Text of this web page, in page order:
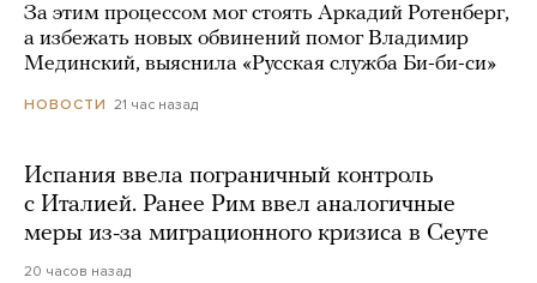
За этим процессом мог стоять Аркадий Ротенберг,
а избежать новых обвинений помог Владимир
Мединский, выяснила «Русская служба Би-би-си»
НОВОСТИ 21 час назад
Испания ввела пограничный контроль
с Италией. Ранее Рим ввел аналогичные
меры из-за миграционного кризиса в Сеуте
20 часов назад